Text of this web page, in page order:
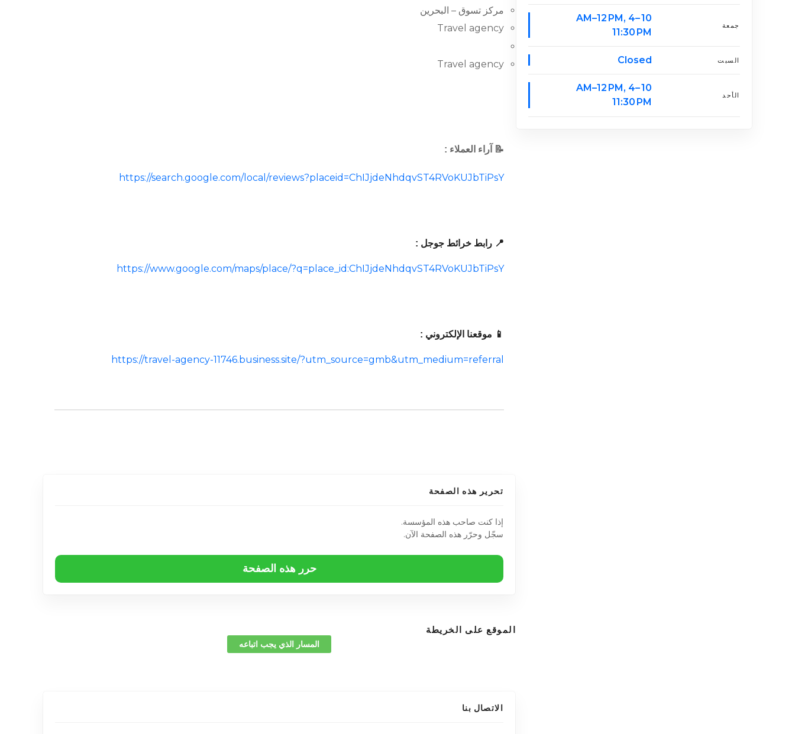
جمعة
10 AM–12 PM, 4–
11:30 PM
السبت Closed
الأحد
10 AM–12 PM, 4–
11:30 PM
مركز تسوق – البحرين
Travel agency
Travel agency
📝 آراء العملاء :
https://search.google.com/local/reviews?placeid=ChIJjdeNhdqvST4RVoKUJbTiPsY
📍 رابط خرائط جوجل :
https://www.google.com/maps/place/?q=place_id:ChIJjdeNhdqvST4RVoKUJbTiPsY
📱 موقعنا الإلكتروني :
https://travel-agency-11746.business.site/?utm_source=gmb&utm_medium=referral
تحرير هذه الصفحة
إذا كنت صاحب هذه المؤسسة.
سجّل وحرّر هذه الصفحة الآن.
حرر هذه الصفحة
الموقع على الخريطة
المسار الذي يجب اتباعه
الاتصال بنا